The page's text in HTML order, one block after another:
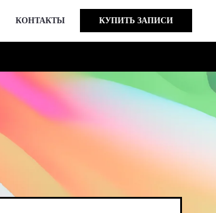
КОНТАКТЫ КУПИТЬ ЗАПИСИ